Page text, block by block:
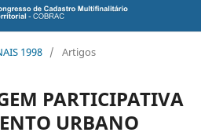
1998 / Artigos
PARTICIPATIVA
URBANO